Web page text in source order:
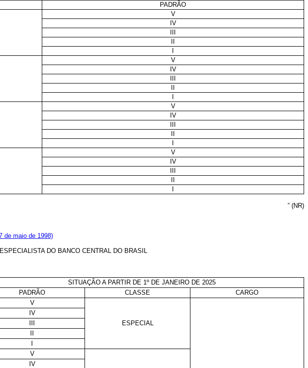
PADRÃO
V
IV
V
IV
V
IV
V
IV
” (NR)
de maio de 1998)
DO BANCO CENTRAL DO BRASIL
SITUAÇÃO A PARTIR DE 1º DE JANEIRO DE 2025
PADRÃO CLASSE CARGO
V
ESPECIAL
IV
V
IV